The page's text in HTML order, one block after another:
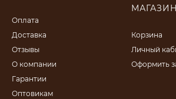
Оплата
Доставка
Отзывы
О компании
Гарантии
Оптовикам
МАГАЗИН
Корзина
Личный
Оформить